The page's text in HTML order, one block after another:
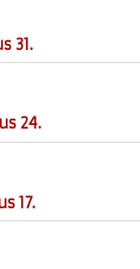
31.
24.
17.